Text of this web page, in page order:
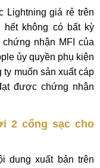
Lightning giá rẻ trên
không có bất kỳ
nhận MFI của
ủy quyền phụ kiện
ty muốn sản xuất cáp
được chứng nhận
2 cổng sạc cho
dung xuất bản trên